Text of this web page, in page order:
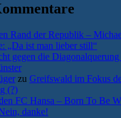
Rand der Republik –
„Da ist man lieber still“
gegen die
zu Greifswald im Fokus
(?)
FC Hansa – Born To Be
danke!